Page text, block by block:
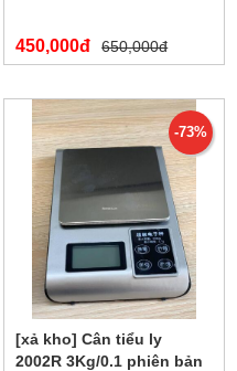
450,000đ 650,000đ
-73%
[xả kho] Cân tiểu ly
2002R 3Kg/0.1 phiên bản